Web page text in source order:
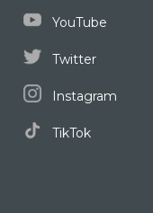
YouTube
Twitter
Instagram
TikTok